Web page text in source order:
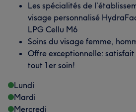
Les spécialités de
visage personnalisé
LPG Cellu M6
Soins du visage femme,
Offre exceptionnelle:
tout 1er soin!
Lundi
Mardi
Mercredi